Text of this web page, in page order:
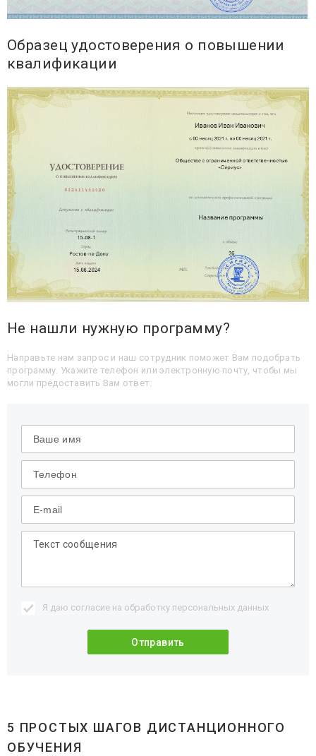
Образец удостоверения о повышении
квалификации
Не нашли нужную программу?
Направьте нам запрос и наш сотрудник поможет Вам подобрать
программу. Укажите телефон или электронную почту, чтобы мы
могли предоставить Вам ответ.
Я даю согласие на обработку персональных данных
5 ПРОСТЫХ ШАГОВ ДИСТАНЦИОННОГО
ОБУЧЕНИЯ